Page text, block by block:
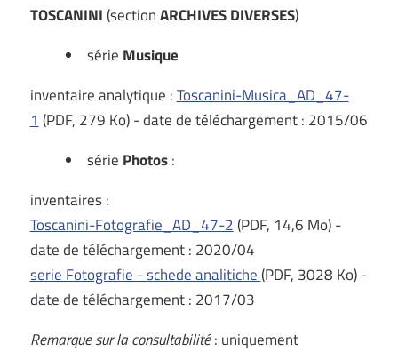
TOSCANINI(sectionARCHIVES DIVERSES)
série Musique
inventaire analytique :Toscanini-Musica_AD_47-
1 (PDF, 279 Ko) - date de téléchargement : 2015/06
série Photos:
inventaires :
Toscanini-Fotografie_AD_47-2(PDF, 14,6 Mo) -
date de téléchargement : 2020/04
serie Fotografie - schede analitiche(PDF, 3028 Ko) -
date de téléchargement : 2017/03
Remarque sur la consultabilité: uniquement